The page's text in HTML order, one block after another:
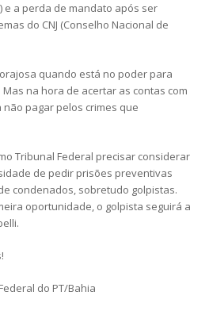
e a perda de mandato após ser
do CNJ (Conselho Nacional de
quando está no poder para
na hora de acertar as contas com
pagar pelos crimes que
Tribunal Federal precisar considerar
de pedir prisões preventivas
condenados, sobretudo golpistas.
oportunidade, o golpista seguirá a
do PT/Bahia